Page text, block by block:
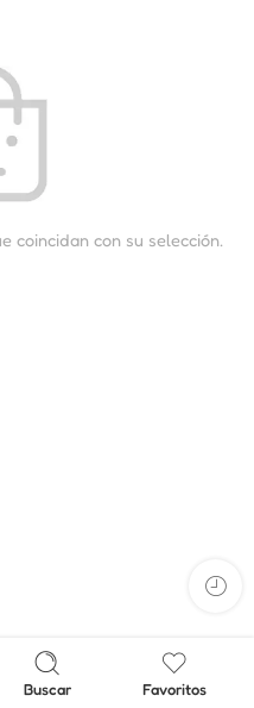
coincidan con su selección.
Buscar Favoritos